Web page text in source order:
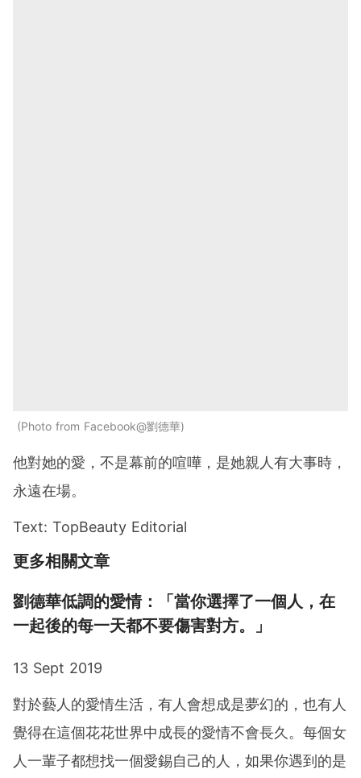
Photo from Facebook@劉德華
他對她的愛，不是幕前的喧嘩，是她親人有大事時，
永遠在場。
Text: TopBeauty Editorial
更多相關文章
劉德華低調的愛情：「當你選擇了一個人，在
一起後的每一天都不要傷害對方。」
13 Sept 2019
對於藝人的愛情生活，有人會想成是夢幻的，也有人
覺得在這個花花世界中成長的愛情不會長久。每個女
人一輩子都想找一個愛錫自己的人，如果你遇到的是